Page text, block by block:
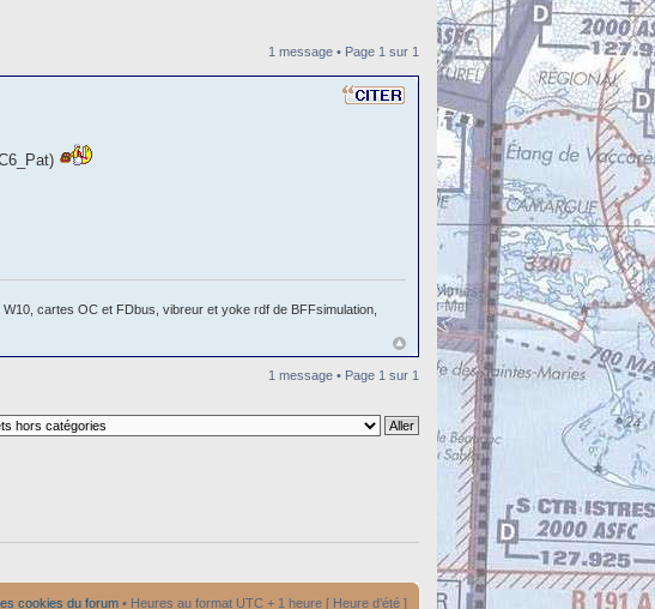
1 message • Page 1 sur 1
cartes OC et FDbus, vibreur et yoke rdf de BFFsimulation,
1 message • Page 1 sur 1
cookies du forum • Heures au format UTC + 1 heure [ Heure d’été ]